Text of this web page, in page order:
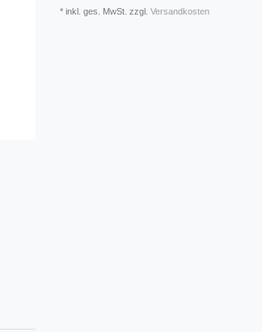
* inkl. ges. MwSt. zzgl. Versandkosten